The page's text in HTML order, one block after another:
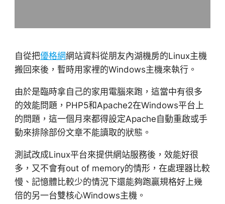
自從把優格網網站資料從朋友內湖機房的Linux主機
搬回來後，暫時用家裡的Windows主機來執行。
由於是臨時拿自己的家用電腦來跑，這當中有很多
的效能問題，PHP5和Apache2在Windows平台上
的問題，這一個月來都得設定Apache自動重啟或手
動來排除部份文章不能讀取的狀態。
測試改成Linux平台來提供網站服務後，效能好很
多，又不會有out of memory的情形，在處理器比較
慢、記憶體比較少的情況下還能夠跑贏規格好上幾
倍的另一台雙核心Windows主機。